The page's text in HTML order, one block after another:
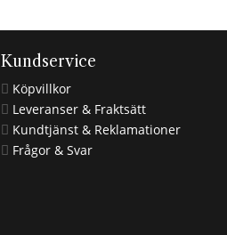
Kundservice
 Köpvillkor
 Leveranser & Fraktsätt
 Kundtjänst & Reklamationer
 Frågor & Svar